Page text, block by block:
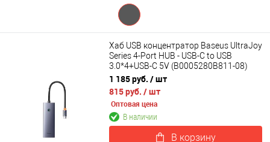
Хаб USB концентратор Baseus UltraJoy
Series 4-Port HUB - USB-C to USB
3.0*4+USB-C 5V (B0005280B811-08)
1 185 руб. / шт
815 руб. / шт
Оптовая цена
В наличии
В корзину